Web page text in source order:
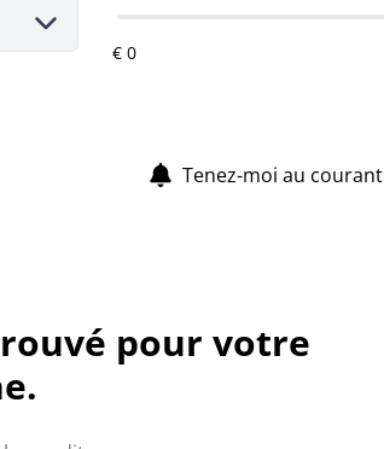
Tenez-moi au courant
pour votre